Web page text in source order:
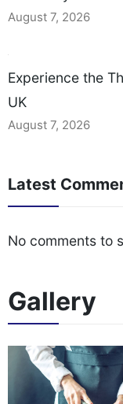
August 7, 2026
Experience the
UK
August 7, 2026
Latest
No comments to
Gallery